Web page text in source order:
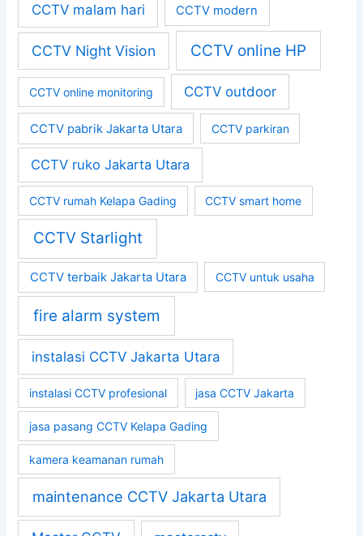
CCTV malam hari CCTV modern
CCTV Night Vision CCTV online HP
CCTV online monitoring CCTV outdoor
CCTV pabrik Jakarta Utara CCTV parkiran
CCTV ruko Jakarta Utara
CCTV rumah Kelapa Gading CCTV smart home
CCTV Starlight
CCTV terbaik Jakarta Utara CCTV untuk usaha
fire alarm system
instalasi CCTV Jakarta Utara
instalasi CCTV profesional jasa CCTV Jakarta
jasa pasang CCTV Kelapa Gading
kamera keamanan rumah
maintenance CCTV Jakarta Utara